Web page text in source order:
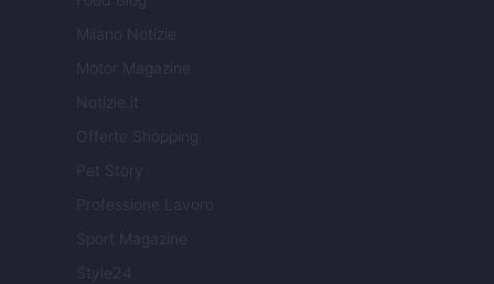
Milano Notizie
Motor Magazine
Notizie.it
Offerte Shopping
Pet Story
Professione Lavoro
Sport Magazine
Style24